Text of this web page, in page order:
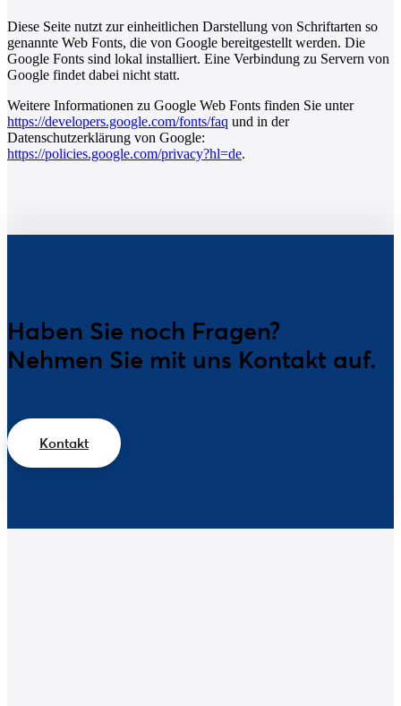
Diese Seite nutzt zur einheitlichen Darstellung von Schriftarten so
genannte Web Fonts, die von Google bereitgestellt werden. Die
Google Fonts sind lokal installiert. Eine Verbindung zu Servern von
Google findet dabei nicht statt.
Weitere Informationen zu Google Web Fonts finden Sie unter
https://developers.google.com/fonts/faq und in der
Datenschutzerklärung von Google:
https://policies.google.com/privacy?hl=de.
Haben Sie noch Fragen?
Nehmen Sie mit uns Kontakt auf.
Kontakt